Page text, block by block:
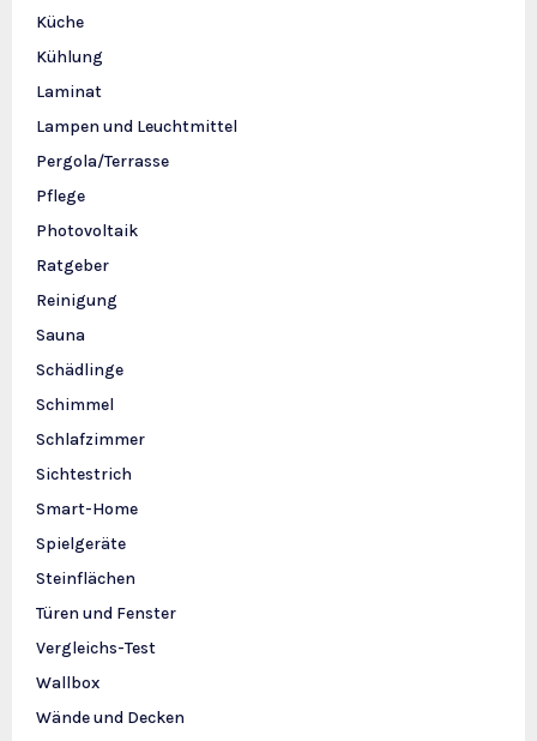
Küche
Kühlung
Laminat
Lampen und Leuchtmittel
Pergola/Terrasse
Pflege
Photovoltaik
Ratgeber
Reinigung
Sauna
Schädlinge
Schimmel
Schlafzimmer
Sichtestrich
Smart-Home
Spielgeräte
Steinflächen
Türen und Fenster
Vergleichs-Test
Wallbox
Wände und Decken